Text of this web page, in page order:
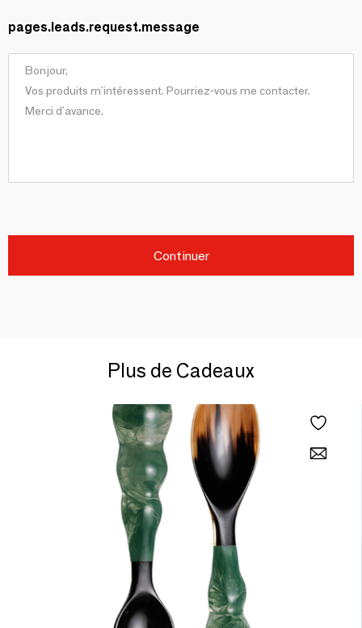
pages.leads.request.message
Continuer
Plus de Cadeaux